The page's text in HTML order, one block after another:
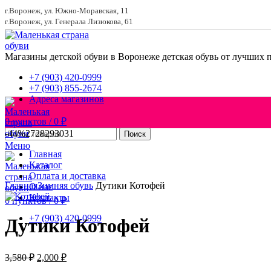
г.Воронеж, ул. Южно-Моравская, 11
г.Воронеж, ул. Генерала Лизюкова, 61
Магазины детской обуви в Воронеже детская обувь от лучших
+7 (903) 420-0999
+7 (903) 855-2674
Адреса магазинов
0пунктов / 0 ₽
Поиск
Меню
0пунктов / 0₽
Главная
Каталог
Оплата и доставка
О нас
Контакты
+7 (903) 420-0999
-44%2728293031
Увеличить
ГлавнаяЗимняя обувь Дутики Котофей
Дутики Котофей
3,580₽ Первоначальная
2,000 ₽Текущая